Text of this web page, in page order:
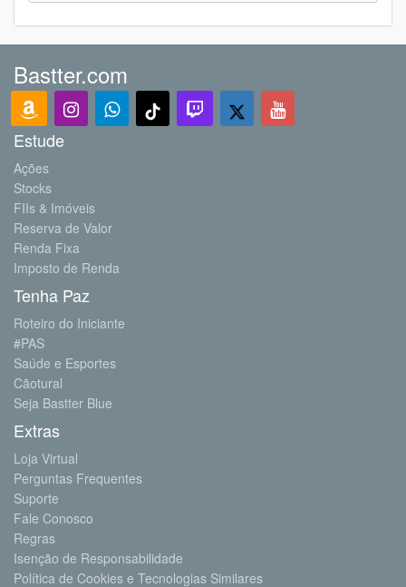
Bastter.com
Estude
Ações
Stocks
FIIs & Imóveis
Reserva de Valor
Renda Fixa
Imposto de Renda
Tenha Paz
Roteiro do Iniciante
#PAS
Saúde e Esportes
Cãotural
Seja Bastter Blue
Extras
Loja Virtual
Perguntas Frequentes
Suporte
Fale Conosco
Regras
Isenção de Responsabilidade
Política de Cookies e Tecnologias Similares